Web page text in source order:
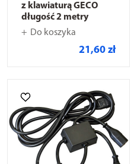
z klawiaturą GECO
długość 2 metry
Do koszyka
21,60 zł